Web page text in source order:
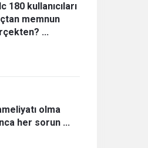
180 kullanıcıları
memnun
...
olma
her sorun ...